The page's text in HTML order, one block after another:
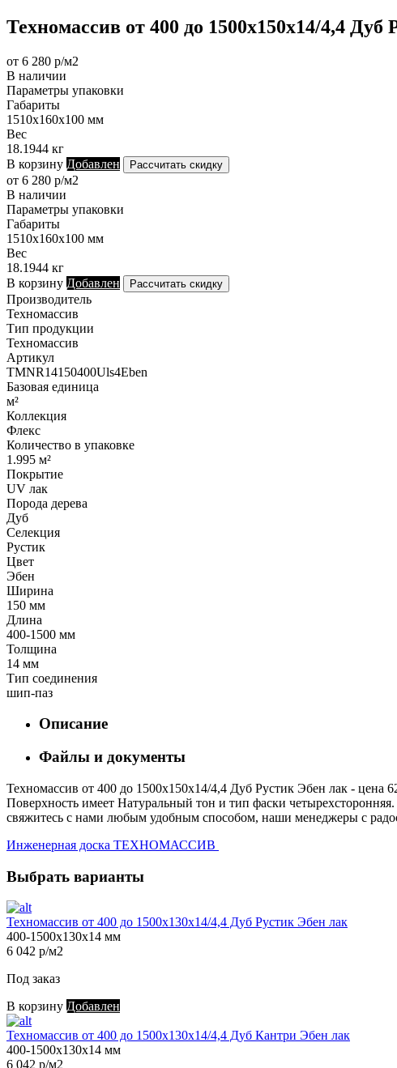
Техномассив от 400 до 1500х150х14/4,4 Дуб
от 6 280 р/м2
В наличии
Параметры упаковки
Габариты
1510х160х100 мм
Вес
18.1944 кг
В корзину Добавлен Рассчитать скидку
от 6 280 р/м2
В наличии
Параметры упаковки
Габариты
1510х160х100 мм
Вес
18.1944 кг
В корзину Добавлен Рассчитать скидку
Производитель
Техномассив
Тип продукции
Техномассив
Артикул
TMNR14150400Uls4Eben
Базовая единица
м²
Коллекция
Флекс
Количество в упаковке
1.995 м²
Покрытие
UV лак
Порода дерева
Дуб
Селекция
Рустик
Цвет
Эбен
Ширина
150 мм
Длина
400-1500 мм
Толщина
14 мм
Тип соединения
шип-паз
Описание
Файлы и документы
Техномассив от 400 до 1500х150х14/4,4 Дуб Рустик Эбен лак -
Поверхность имеет Натуральный тон и тип фаски
свяжитесь с нами любым удобным способом, наши менеджеры с
Инженерная доска ТЕХНОМАССИВ
Выбрать варианты
Техномассив от 400 до 1500х130х14/4,4 Дуб Рустик Эбен лак
400-1500х130х14 мм
6 042 р/м2
Под заказ
В корзину Добавлен
Техномассив от 400 до 1500х130х14/4,4 Дуб Кантри Эбен лак
400-1500х130х14 мм
6 042 р/м2